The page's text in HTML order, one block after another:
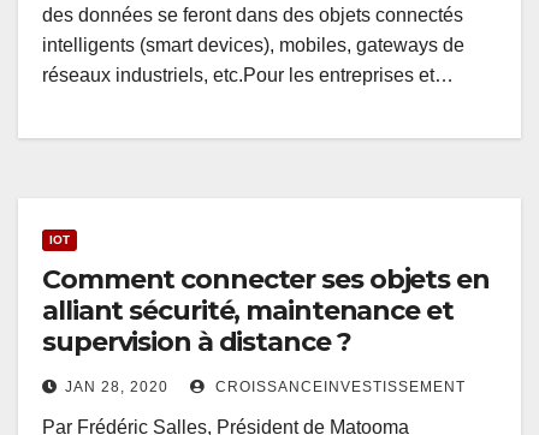
des données se feront dans des objets connectés
intelligents (smart devices), mobiles, gateways de
réseaux industriels, etc.Pour les entreprises et…
IOT
Comment connecter ses objets en
alliant sécurité, maintenance et
supervision à distance ?
JAN 28, 2020 CROISSANCEINVESTISSEMENT
Par Frédéric Salles, Président de Matooma